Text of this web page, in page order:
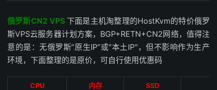
俄罗斯CN2 VPS 下面是主机淘整理的HostKvm的特价俄罗
斯VPS云服务器计划方案，BGP+RETN+CN2网络，值得注
意的是：无俄罗斯“原生IP”或"本土IP"，但不影响作为生产
环境，下面整理的是原价，可自行使用优惠码
CPU 内存 SSD